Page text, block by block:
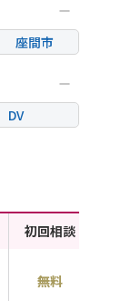
座間市
DV
初回相談
無料